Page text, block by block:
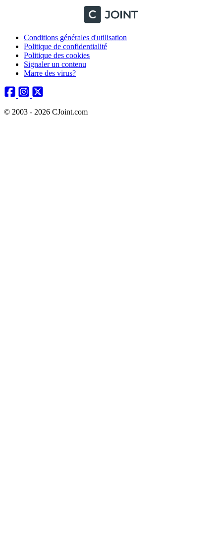
Conditions générales d'utilisation
Politique de confidentialité
Politique des cookies
Signaler un contenu
Marre des virus?
© 2003 - 2026 CJoint.com